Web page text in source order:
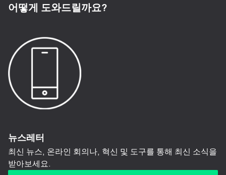
어떻게 도와드릴까요?
뉴스레터
최신 뉴스, 온라인 회의나, 혁신 및 도구를 통해 최신 소식을
받아보세요.